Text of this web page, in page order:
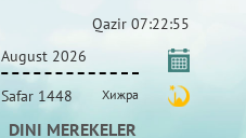
Qazіr 07:22:55
2026
1448 Хижра
MEREKELER